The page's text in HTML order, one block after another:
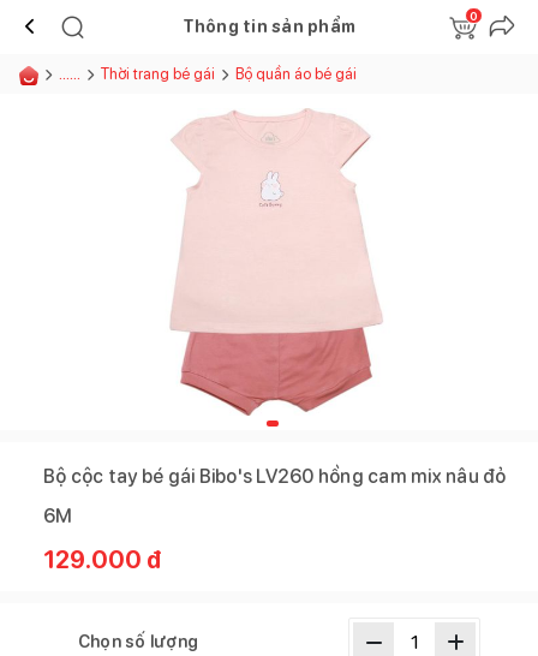
Thông tin sản phẩm
0
...... Thời trang bé gái Bộ quần áo bé gái
Bộ cộc tay bé gái Bibo's LV260 hồng cam mix nâu đỏ
6M
129.000 đ
Chọn số lượng